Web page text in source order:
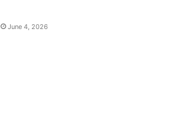
June 4, 2026